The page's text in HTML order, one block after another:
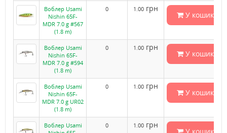
Воблер Usami
Nishin 65F-
MDR 7.0 g #567
(1.8 m)
0 1.00 грн
У кошик
Воблер Usami
Nishin 65F-
MDR 7.0 g #594
(1.8 m)
0 1.00 грн
У кошик
Воблер Usami
Nishin 65F-
MDR 7.0 g UR02
(1.8 m)
0 1.00 грн
У кошик
Воблер Usami
0 1.00 грн